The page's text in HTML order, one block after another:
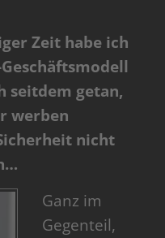
Zeit habe ich
seitdem getan,
werben
nicht
Ganz im
Gegenteil,